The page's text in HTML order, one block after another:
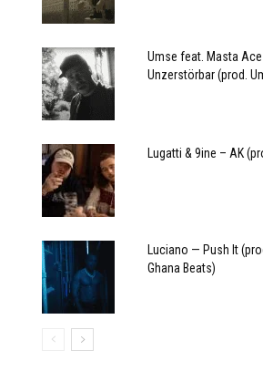
Umse feat. Masta
Unzerstörbar (prod.
Lugatti & 9ine – AK
Luciano — Push It
Ghana Beats)